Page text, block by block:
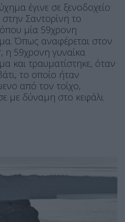
έγινε σε ξενοδοχείο
Σαντορίνη το
μία 59χρονη
Όπως αναφέρεται στον
η 59χρονη γυναίκα
και τραυματίστηκε, όταν
το οποίο ήταν
από τον τοίχο,
με δύναμη στο κεφάλι